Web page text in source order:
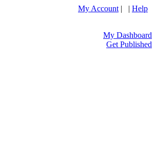
My Account | | Help
My Dashboard
Get Published